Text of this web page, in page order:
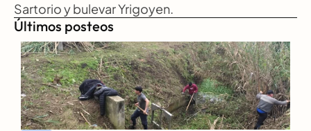
Sartorio y bulevar Yrigoyen.
Últimos posteos